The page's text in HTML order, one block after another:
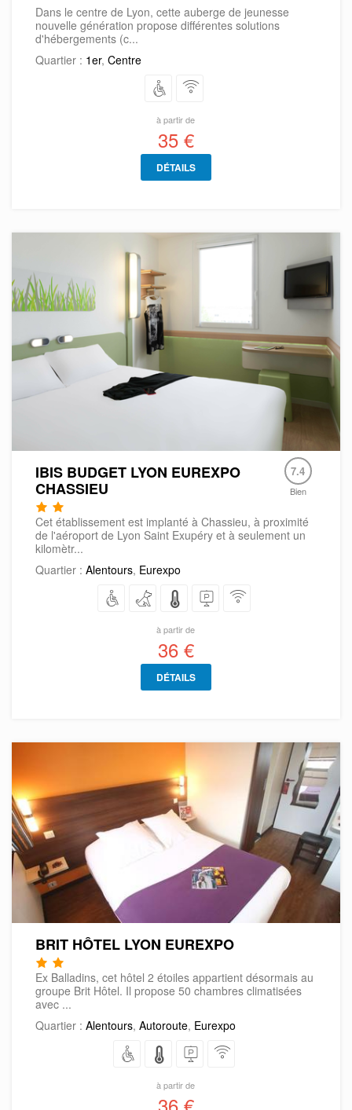
Dans le centre de Lyon, cette auberge de jeunesse
nouvelle génération propose différentes solutions
d'hébergements (c...
Quartier : 1er, Centre
à partir de
35 €
DÉTAILS
IBIS BUDGET LYON EUREXPO
CHASSIEU
7.4
Bien
Cet établissement est implanté à Chassieu, à proximité
de l'aéroport de Lyon Saint Exupéry et à seulement un
kilomètr...
Quartier : Alentours, Eurexpo
à partir de
36 €
DÉTAILS
BRIT HÔTEL LYON EUREXPO
Ex Balladins, cet hôtel 2 étoiles appartient désormais au
groupe Brit Hôtel. Il propose 50 chambres climatisées
avec ...
Quartier : Alentours, Autoroute, Eurexpo
à partir de